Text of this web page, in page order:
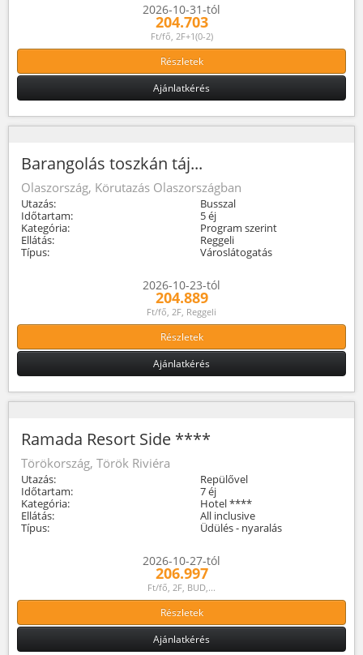
2026-10-31-tól
204.703
Ft/fő, 2F+1(0-2)
Részletek
Ajánlatkérés
Barangolás toszkán táj...
Olaszország, Körutazás Olaszországban
Utazás:
Busszal
Időtartam:
5 éj
Kategória:
Program szerint
Ellátás:
Reggeli
Típus:
Városlátogatás
2026-10-23-tól
204.889
Ft/fő, 2F, Reggeli
Részletek
Ajánlatkérés
Ramada Resort Side ****
Törökország, Török Riviéra
Utazás:
Repülővel
Időtartam:
7 éj
Kategória:
Hotel ****
Ellátás:
All inclusive
Típus:
Üdülés - nyaralás
2026-10-27-tól
206.997
Ft/fő, 2F, BUD,...
Részletek
Ajánlatkérés